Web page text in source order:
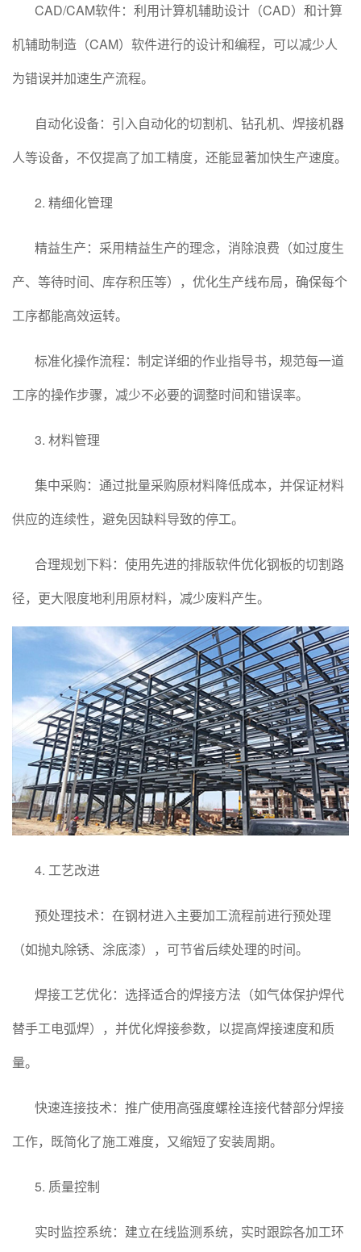
CAD/CAM软件：利用计算机辅助设计（CAD）和计算
机辅助制造（CAM）软件进行的设计和编程，可以减少人
为错误并加速生产流程。
自动化设备：引入自动化的切割机、钻孔机、焊接机器
人等设备，不仅提高了加工精度，还能显著加快生产速度。
2. 精细化管理
精益生产：采用精益生产的理念，消除浪费（如过度生
产、等待时间、库存积压等），优化生产线布局，确保每个
工序都能高效运转。
标准化操作流程：制定详细的作业指导书，规范每一道
工序的操作步骤，减少不必要的调整时间和错误率。
3. 材料管理
集中采购：通过批量采购原材料降低成本，并保证材料
供应的连续性，避免因缺料导致的停工。
合理规划下料：使用先进的排版软件优化钢板的切割路
径，更大限度地利用原材料，减少废料产生。
4. 工艺改进
预处理技术：在钢材进入主要加工流程前进行预处理
（如抛丸除锈、涂底漆），可节省后续处理的时间。
焊接工艺优化：选择适合的焊接方法（如气体保护焊代
替手工电弧焊），并优化焊接参数，以提高焊接速度和质
量。
快速连接技术：推广使用高强度螺栓连接代替部分焊接
工作，既简化了施工难度，又缩短了安装周期。
5. 质量控制
实时监控系统：建立在线监测系统，实时跟踪各加工环